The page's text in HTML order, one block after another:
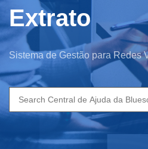
Extrato
Sistema de Gestão para Redes
Search
for: